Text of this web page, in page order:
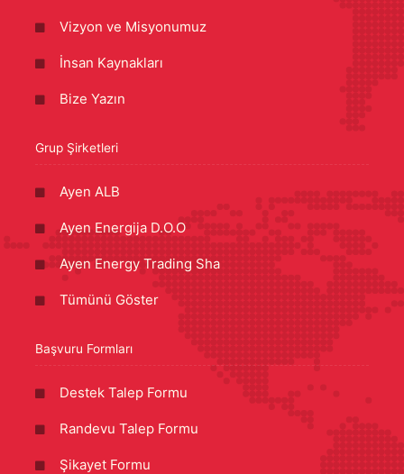
Vizyon ve Misyonumuz
İnsan Kaynakları
Bize Yazın
Grup Şirketleri
Ayen ALB
Ayen Energija D.O.O
Ayen Energy Trading Sha
Tümünü Göster
Başvuru Formları
Destek Talep Formu
Randevu Talep Formu
Şikayet Formu